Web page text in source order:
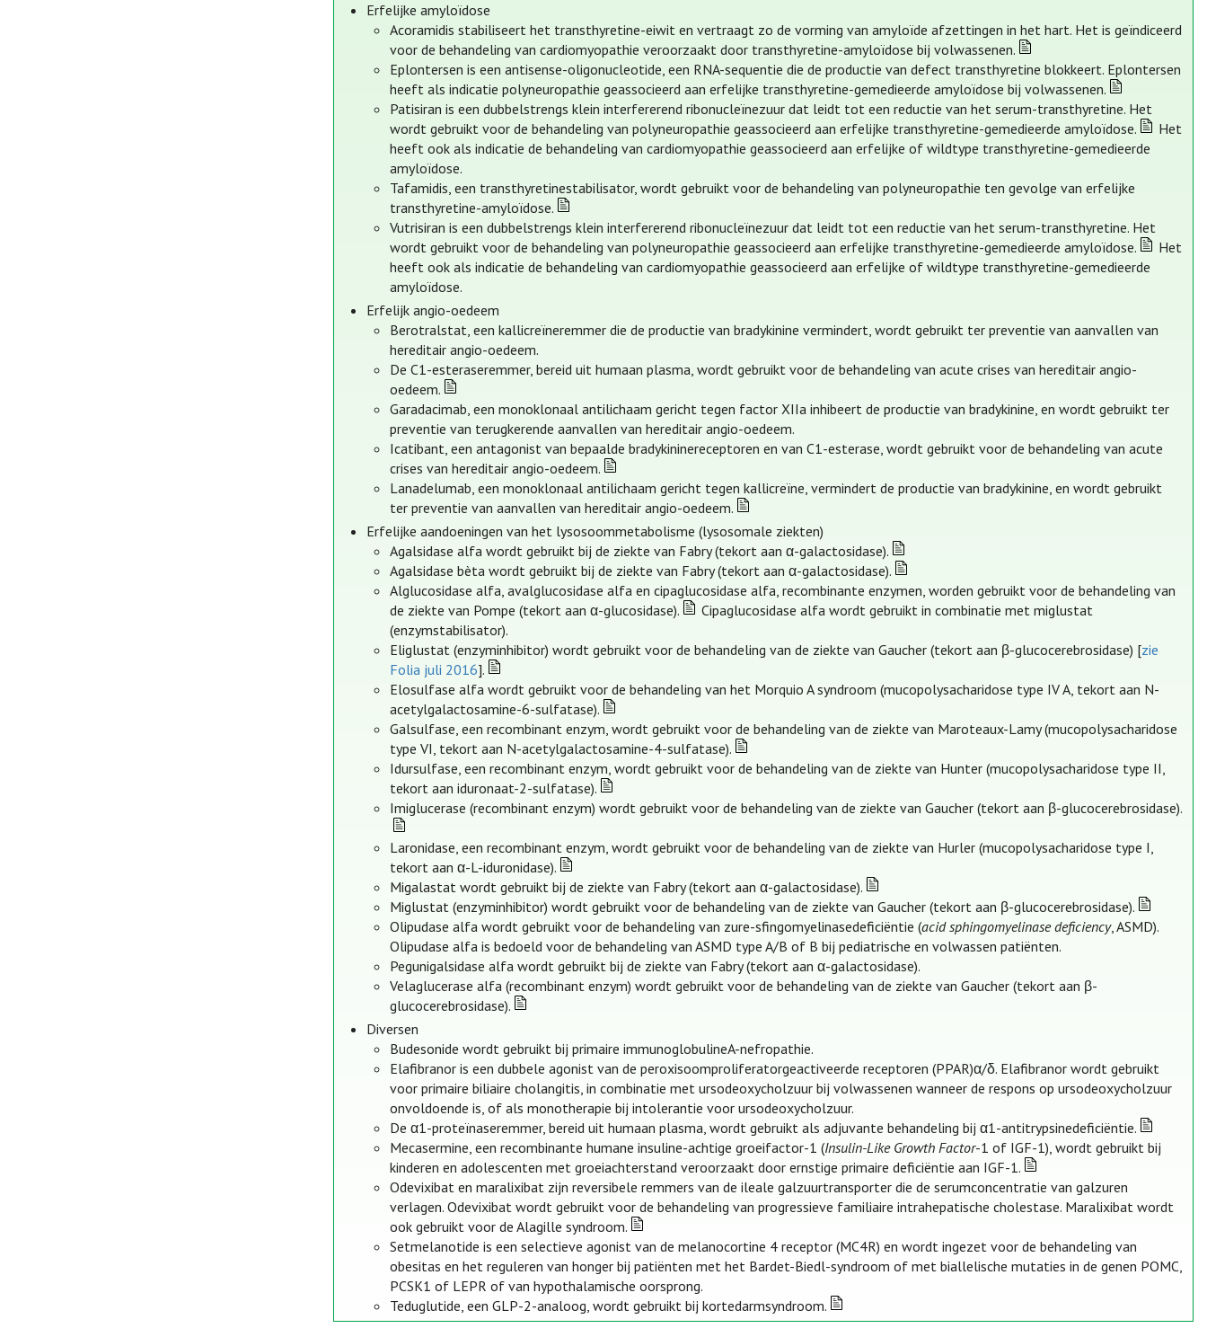
Erfelijke amyloïdose
Acoramidis stabiliseert het transthyretine-eiwit en vertraagt zo de vorming van amyloïde afzettingen in het hart. Het is geïndiceerd
voor de behandeling van cardiomyopathie veroorzaakt door transthyretine-amyloïdose bij volwassenen.
Eplontersen is een antisense-oligonucleotide, een RNA-sequentie die de productie van defect transthyretine blokkeert. Eplontersen
heeft als indicatie polyneuropathie geassocieerd aan erfelijke transthyretine-gemedieerde amyloïdose bij volwassenen.
Patisiran is een dubbelstrengs klein interfererend ribonucleïnezuur dat leidt tot een reductie van het serum-transthyretine. Het
wordt gebruikt voor de behandeling van polyneuropathie geassocieerd aan erfelijke transthyretine-gemedieerde amyloïdose.
Het
heeft ook als indicatie de behandeling van cardiomyopathie geassocieerd aan erfelijke of wildtype transthyretine-gemedieerde
amyloïdose.
Tafamidis, een transthyretinestabilisator, wordt gebruikt voor de behandeling van polyneuropathie ten gevolge van erfelijke
transthyretine-amyloïdose.
Vutrisiran is een dubbelstrengs klein interfererend ribonucleïnezuur dat leidt tot een reductie van het serum-transthyretine. Het
wordt gebruikt voor de behandeling van polyneuropathie geassocieerd aan erfelijke transthyretine-gemedieerde amyloïdose.
Het
heeft ook als indicatie de behandeling van cardiomyopathie geassocieerd aan erfelijke of wildtype transthyretine-gemedieerde
amyloïdose.
Erfelijk angio-oedeem
Berotralstat, een kallicreïneremmer die de productie van bradykinine vermindert, wordt gebruikt ter preventie van aanvallen van
hereditair angio-oedeem.
De C1-esteraseremmer, bereid uit humaan plasma, wordt gebruikt voor de behandeling van acute crises van hereditair angio-
oedeem.
Garadacimab, een monoklonaal antilichaam gericht tegen factor XIIa inhibeert de productie van bradykinine, en wordt gebruikt ter
preventie van terugkerende aanvallen van hereditair angio-oedeem.
Icatibant, een antagonist van bepaalde bradykininereceptoren en van C1-esterase, wordt gebruikt voor de behandeling van acute
crises van hereditair angio-oedeem.
Lanadelumab, een monoklonaal antilichaam gericht tegen kallicreïne, vermindert de productie van bradykinine, en wordt gebruikt
ter preventie van aanvallen van hereditair angio-oedeem.
Erfelijke aandoeningen van het lysosoommetabolisme (lysosomale ziekten)
Agalsidase alfa wordt gebruikt bij de ziekte van Fabry (tekort aan α-galactosidase).
Agalsidase bèta wordt gebruikt bij de ziekte van Fabry (tekort aan α-galactosidase).
Alglucosidase alfa, avalglucosidase alfa en cipaglucosidase alfa, recombinante enzymen, worden gebruikt voor de behandeling van
de ziekte van Pompe (tekort aan α-glucosidase).
Cipaglucosidase alfa wordt gebruikt in combinatie met miglustat
(enzymstabilisator).
Eliglustat (enzyminhibitor) wordt gebruikt voor de behandeling van de ziekte van Gaucher (tekort aan β-glucocerebrosidase) [zie
Folia juli 2016].
Elosulfase alfa wordt gebruikt voor de behandeling van het Morquio A syndroom (mucopolysacharidose type IV A, tekort aan N-
acetylgalactosamine-6-sulfatase).
Galsulfase, een recombinant enzym, wordt gebruikt voor de behandeling van de ziekte van Maroteaux-Lamy (mucopolysacharidose
type VI, tekort aan N-acetylgalactosamine-4-sulfatase).
Idursulfase, een recombinant enzym, wordt gebruikt voor de behandeling van de ziekte van Hunter (mucopolysacharidose type II,
tekort aan iduronaat-2-sulfatase).
Imiglucerase (recombinant enzym) wordt gebruikt voor de behandeling van de ziekte van Gaucher (tekort aan β-glucocerebrosidase).
Laronidase, een recombinant enzym, wordt gebruikt voor de behandeling van de ziekte van Hurler (mucopolysacharidose type I,
tekort aan α-L-iduronidase).
Migalastat wordt gebruikt bij de ziekte van Fabry (tekort aan α-galactosidase).
Miglustat (enzyminhibitor) wordt gebruikt voor de behandeling van de ziekte van Gaucher (tekort aan β-glucocerebrosidase).
Olipudase alfa wordt gebruikt voor de behandeling van zure-sfingomyelinasedeficiëntie (acid sphingomyelinase deficiency, ASMD).
Olipudase alfa is bedoeld voor de behandeling van ASMD type A/B of B bij pediatrische en volwassen patiënten.
Pegunigalsidase alfa wordt gebruikt bij de ziekte van Fabry (tekort aan α-galactosidase).
Velaglucerase alfa (recombinant enzym) wordt gebruikt voor de behandeling van de ziekte van Gaucher (tekort aan β-
glucocerebrosidase).
Diversen
Budesonide wordt gebruikt bij primaire immunoglobulineA-nefropathie.
Elafibranor is een dubbele agonist van de peroxisoomproliferatorgeactiveerde receptoren (PPAR)α/δ. Elafibranor wordt gebruikt
voor primaire biliaire cholangitis, in combinatie met ursodeoxycholzuur bij volwassenen wanneer de respons op ursodeoxycholzuur
onvoldoende is, of als monotherapie bij intolerantie voor ursodeoxycholzuur.
De α1-proteïnaseremmer, bereid uit humaan plasma, wordt gebruikt als adjuvante behandeling bij α1-antitrypsinedeficiëntie.
Mecasermine, een recombinante humane insuline-achtige groeifactor-1 (Insulin-Like Growth Factor-1 of IGF-1), wordt gebruikt bij
kinderen en adolescenten met groeiachterstand veroorzaakt door ernstige primaire deficiëntie aan IGF-1.
Odevixibat en maralixibat zijn reversibele remmers van de ileale galzuurtransporter die de serumconcentratie van galzuren
verlagen. Odevixibat wordt gebruikt voor de behandeling van progressieve familiaire intrahepatische cholestase. Maralixibat wordt
ook gebruikt voor de Alagille syndroom.
Setmelanotide is een selectieve agonist van de melanocortine 4 receptor (MC4R) en wordt ingezet voor de behandeling van
obesitas en het reguleren van honger bij patiënten met het Bardet-Biedl-syndroom of met biallelische mutaties in de genen POMC,
PCSK1 of LEPR of van hypothalamische oorsprong.
Teduglutide, een GLP-2-analoog, wordt gebruikt bij kortedarmsyndroom.